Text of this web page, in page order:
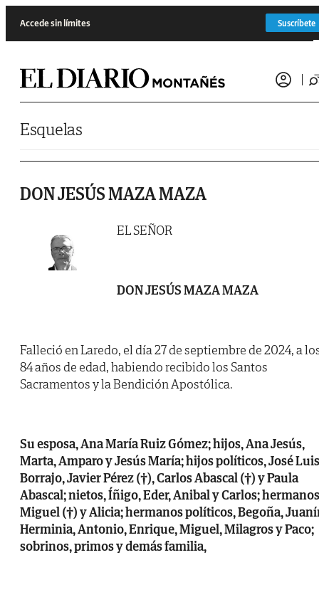
Accede sin límites Suscríbete
Esquelas
DON JESÚS MAZA MAZA
EL SEÑOR
DON JESÚS MAZA MAZA
Falleció en Laredo, el día 27 de septiembre de 2024, a
84 años de edad, habiendo recibido los Santos
Sacramentos y la Bendición Apostólica.
Su esposa, Ana María Ruiz Gómez; hijos, Ana Jesús,
Marta, Amparo y Jesús María; hijos políticos, José Luis
Borrajo, Javier Pérez (†), Carlos Abascal (†) y Paula
Abascal; nietos, Íñigo, Eder, Anibal y Carlos;
Miguel (†) y Alicia; hermanos políticos, Begoña,
Herminia, Antonio, Enrique, Miguel, Milagros y Paco;
sobrinos, primos y demás familia,